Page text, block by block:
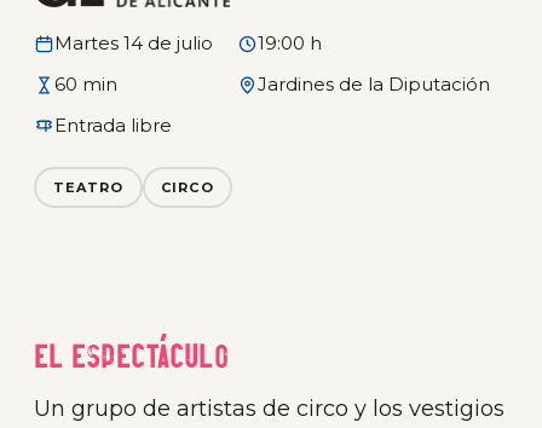
Martes 14 de julio
19:00 h
60 min
Jardines de la Diputación
Entrada libre
TEATRO CIRCO
El espectáculo
Un grupo de artistas de circo y los vestigios